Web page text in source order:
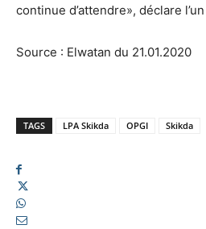
continue d’attendre», déclare
Source : Elwatan du 21.01.2020
TAGS LPA Skikda OPGI Skikda